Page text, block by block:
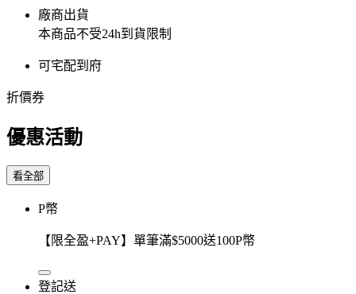
廠商出貨
本商品不受24h到貨限制
可宅配到府
折價券
優惠活動
看全部
P幣
【限全盈+PAY】單筆滿$5000送100P幣
登記送